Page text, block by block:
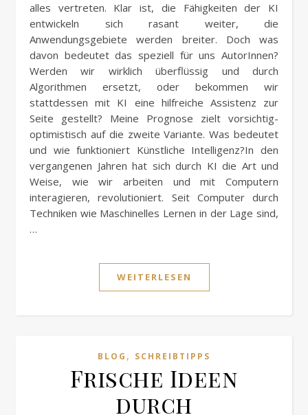
alles vertreten. Klar ist, die Fähigkeiten der KI
entwickeln sich rasant weiter, die
Anwendungsgebiete werden breiter. Doch was
davon bedeutet das speziell für uns AutorInnen?
Werden wir wirklich überflüssig und durch
Algorithmen ersetzt, oder bekommen wir
stattdessen mit KI eine hilfreiche Assistenz zur
Seite gestellt? Meine Prognose zielt vorsichtig-
optimistisch auf die zweite Variante. Was bedeutet
und wie funktioniert Künstliche Intelligenz?In den
vergangenen Jahren hat sich durch KI die Art und
Weise, wie wir arbeiten und mit Computern
interagieren, revolutioniert. Seit Computer durch
Techniken wie Maschinelles Lernen in der Lage sind,
…
WEITERLESEN
BLOG , SCHREIBTIPPS
Frische Ideen
durch